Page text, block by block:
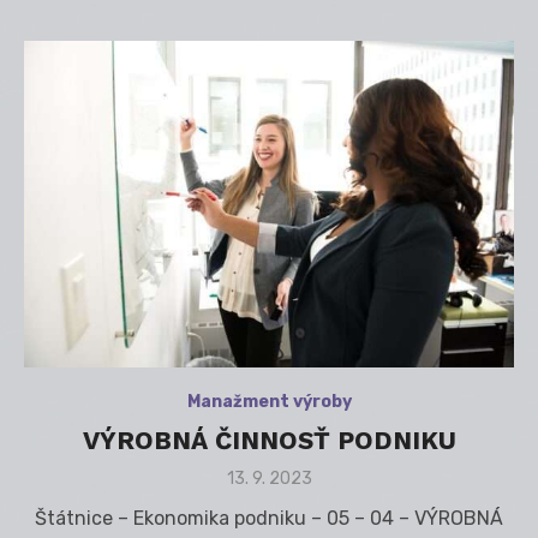
Manažment výroby
VÝROBNÁ ČINNOSŤ PODNIKU
Posted
13. 9. 2023
Štátnice – Ekonomika podniku – 05 – 04 – VÝROBNÁ